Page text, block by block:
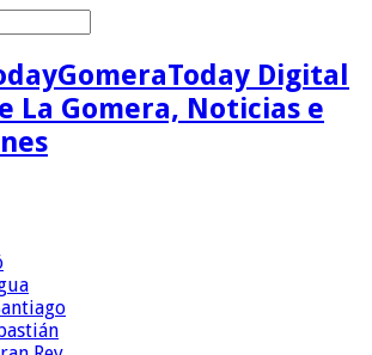
GomeraToday Digital
La Gomera, Noticias e